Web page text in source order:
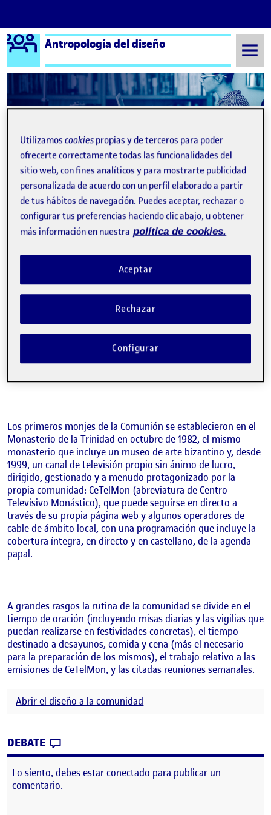
Saltar al contenido
Logo Ágora
Antropología del diseño
Navegación de entradas
Anterior: Antropología del diseño – PEC 2 – Fase 1 : definir
Siguiente
Publicado porPEC 2 – Primera parte:
Publicado por
Efraím García Crespo
Visibilidad:
Pública - Fecha de publicación
24 Oct 2021 comentario en PEC 2 – Primera parte: Definir la
Comunión de la Paz, repartida en dos sedes de la Comunidad
Valenciana: una en el Monasterio de la Trinidad, en
Mutxamel (Alicante), y otra en el Monasterio de la
Transfiguración, en Castellón. Se trata de una comunidad
religiosa de monjes y laicos que celebra reuniones semanales
(que han pasado a producirse en línea desde la irrupción del
COVID-19) en las que se debaten principalmente diferentes
pasajes bíblicos. De esta comunidad he podido conocer de
cerca a la mitad alicantina, dado que varios miembros de mi
Los primeros monjes de la Comunión se establecieron en el
Monasterio de la Trinidad en octubre de 1982, el mismo
monasterio que incluye un museo de arte bizantino y, desde
1999, un canal de televisión propio sin ánimo de lucro,
dirigido, gestionado y a menudo protagonizado por la
propia comunidad: CeTelMon (abreviatura de Centro
Televisivo Monástico), que puede seguirse en directo a
través de su propia página web y algunos operadores de
cable de ámbito local, con una programación que incluye la
cobertura íntegra, en directo y en castellano, de la agenda
papal.
A grandes rasgos la rutina de la comunidad se divide en el
tiempo de oración (incluyendo misas diarias y las vigilias que
puedan realizarse en festividades concretas), el tiempo
destinado a desayunos, comida y cena (más el necesario
para la preparación de los mismos), el trabajo relativo a las
emisiones de CeTelMon, y las citadas reuniones semanales.
Abrir el diseño a la comunidad
DEBATE
Lo siento, debes estarconectado para publicar un
comentario.
Utilizamoscookies propias y de terceros para poder
ofrecerte correctamente todas las funcionalidades del
sitio web, con fines analíticos y para mostrarte publicidad
personalizada de acuerdo con un perfil elaborado a partir
de tus hábitos de navegación. Puedes aceptar, rechazar o
configurar tus preferencias haciendo clic abajo, u obtener
más información en nuestra política de cookies.
Rechazar
Aceptar
Configurar